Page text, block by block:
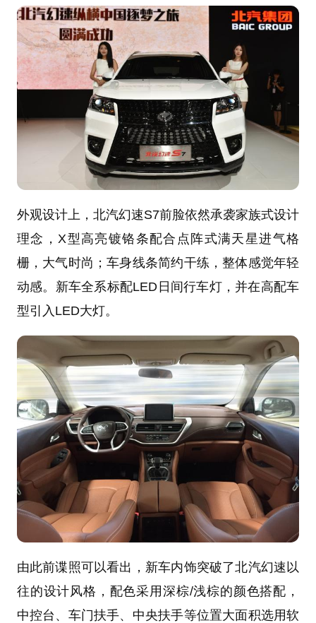
外观设计上，北汽幻速S7前脸依然承袭家族式设计
理念，X型高亮镀铬条配合点阵式满天星进气格
栅，大气时尚；车身线条简约干练，整体感觉年轻
动感。新车全系标配LED日间行车灯，并在高配车
型引入LED大灯。
由此前谍照可以看出，新车内饰突破了北汽幻速以
往的设计风格，配色采用深棕/浅棕的颜色搭配，
中控台、车门扶手、中央扶手等位置大面积选用软